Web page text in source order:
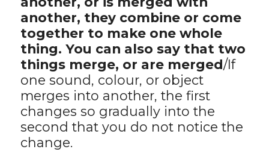
Report đề thi thật IELTS
Advice
IELTS Advice
Đề thi thật Task 2
Listening
Speaking
another, they combine or come
together to make one whole
thing. You can also say that two
things merge, or are merged/If
one sound, colour, or object
merges into another, the first
changes so gradually into the
second that you do not notice the
change.